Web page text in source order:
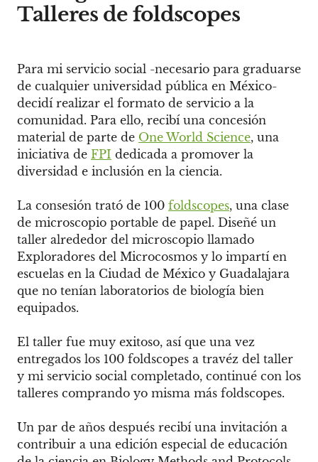
Talleres de foldscopes
Para mi servicio social -necesario para graduarse
de cualquier universidad pública en México-
decidí realizar el formato de servicio a la
comunidad. Para ello, recibí una concesión
material de parte de One World Science, una
iniciativa de FPI dedicada a promover la
diversidad e inclusión en la ciencia.
La consesión trató de 100 foldscopes, una clase
de microscopio portable de papel. Diseñé un
taller alrededor del microscopio llamado
Exploradores del Microcosmos y lo impartí en
escuelas en la Ciudad de México y Guadalajara
que no tenían laboratorios de biología bien
equipados.
El taller fue muy exitoso, así que una vez
entregados los 100 foldscopes a travéz del taller
y mi servicio social completado, continué con los
talleres comprando yo misma más foldscopes.
Un par de años después recibí una invitación a
contribuir a una edición especial de educación